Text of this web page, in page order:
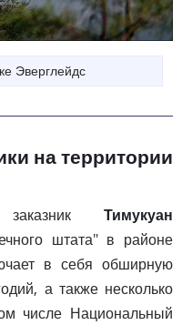
Эверглейдс
на территории
заказник Тимукуан
штата" в районе
в себя обширную
а также несколько
числе Национальный